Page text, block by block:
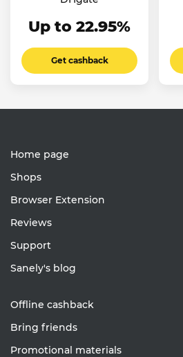
Up to 22.95%
Get cashback
Home page
Shops
Browser Extension
Reviews
Support
Sanely's blog
Offline cashback
Bring friends
Promotional materials